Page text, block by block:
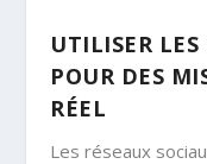
UTILISER LES
POUR DES
RÉEL
Les réseaux